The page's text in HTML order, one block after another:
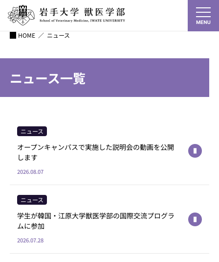
HOME ／ ニュース
ニュース一覧
2026.08.07
ニュース
オープンキャンパスで実施した説明会の動画を公開
します
2026.07.28
ニュース
学生が韓国・江原大学獣医学部の国際交流プログラ
ムに参加